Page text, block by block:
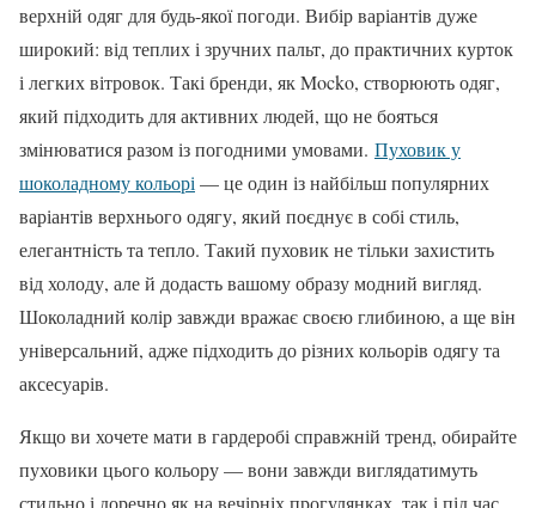
верхній одяг для будь-якої погоди. Вибір варіантів дуже
широкий: від теплих і зручних пальт, до практичних курток
і легких вітровок. Такі бренди, як Mocko, створюють одяг,
який підходить для активних людей, що не бояться
змінюватися разом із погодними умовами. Пуховик у
шоколадному кольорі — це один із найбільш популярних
варіантів верхнього одягу, який поєднує в собі стиль,
елегантність та тепло. Такий пуховик не тільки захистить
від холоду, але й додасть вашому образу модний вигляд.
Шоколадний колір завжди вражає своєю глибиною, а ще він
універсальний, адже підходить до різних кольорів одягу та
аксесуарів.
Якщо ви хочете мати в гардеробі справжній тренд, обирайте
пуховики цього кольору — вони завжди виглядатимуть
стильно і доречно як на вечірніх прогулянках, так і під час